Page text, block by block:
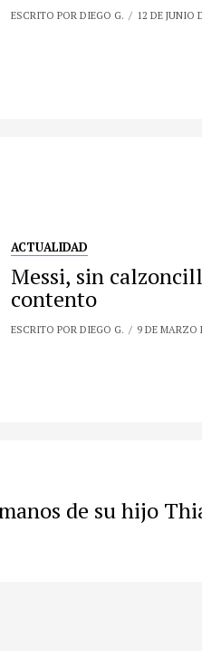
ESCRITO POR DIEGO G. 12 DE JUNIO
ACTUALIDAD
Messi, sin
contento
ESCRITO POR DIEGO G. 9 DE MARZO
de su hijo